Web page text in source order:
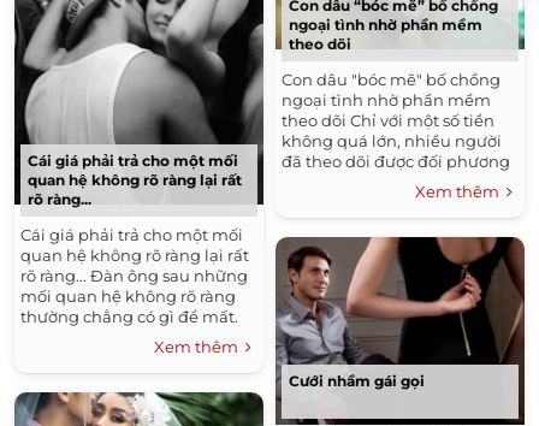
Cái giá phải trả cho một mối
quan hệ không rõ ràng lại rất
rõ ràng...
Cái giá phải trả cho một mối
quan hệ không rõ ràng lại rất
rõ ràng... Đàn ông sau những
mối quan hệ không rõ ràng
thường chẳng có gì để mất.
Xem thêm
Con dâu “bóc mẽ” bố chồng
ngoại tình nhờ phần mềm
theo dõi
Con dâu "bóc mẽ" bố chồng
ngoại tình nhờ phần mềm
theo dõi Chỉ với một số tiền
không quá lớn, nhiều người
đã theo dõi được đối phương
Xem thêm
Cưới nhầm gái gọi